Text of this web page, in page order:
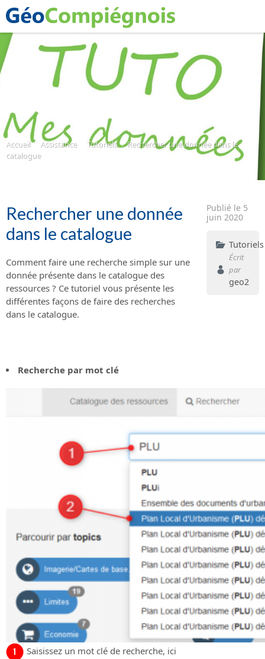
Accueil Assistance Tutoriels
Rechercher une donnée dans le
catalogue
Rechercher une donnée
dans le catalogue
Comment faire une recherche simple sur une
donnée présente dans le catalogue des
ressources ? Ce tutoriel vous présente les
différentes façons de faire des recherches
dans le catalogue.
Recherche par mot clé
Saisissez un mot clé de recherche, ici
Publié le 5
juin 2020
Tutoriels
Écrit
par
geo2